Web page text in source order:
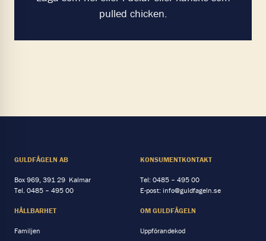
pulled chicken.
GULDFÅGELN AB
Box 969, 391 29 Kalmar
Tel. 0485 – 495 00
KONSUMENTKONTAKT
Tel: 0485 – 495 00
E-post: info@guldfageln.se
HÅLLBARHET
Familjen
OM GULDFÅGELN
Uppförandekod